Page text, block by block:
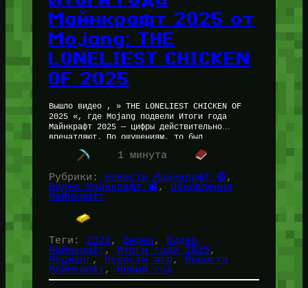
Майнкрафт 2025 от
Mojang: THE
LONELIEST CHICKEN
OF 2025
Вышло видео , » THE LONELIEST CHICKEN OF
2025 «, где Mojang подвели Итоги года
Майнкрафт 2025 — цифры действительно
впечатляют. По ощущениям, то был
действительно длинный год и все…
1 минута
Рубрики: Новости Майнкрафт 🔴
Видео Майнкрафт 📽️, Обновления
Майнкрафт
Теги: 2026, Видео,
Видео
Майнкрафт, Итоги года 2025
Моджанг, Новости игр,
Новости
Майнкрафт, Новый год